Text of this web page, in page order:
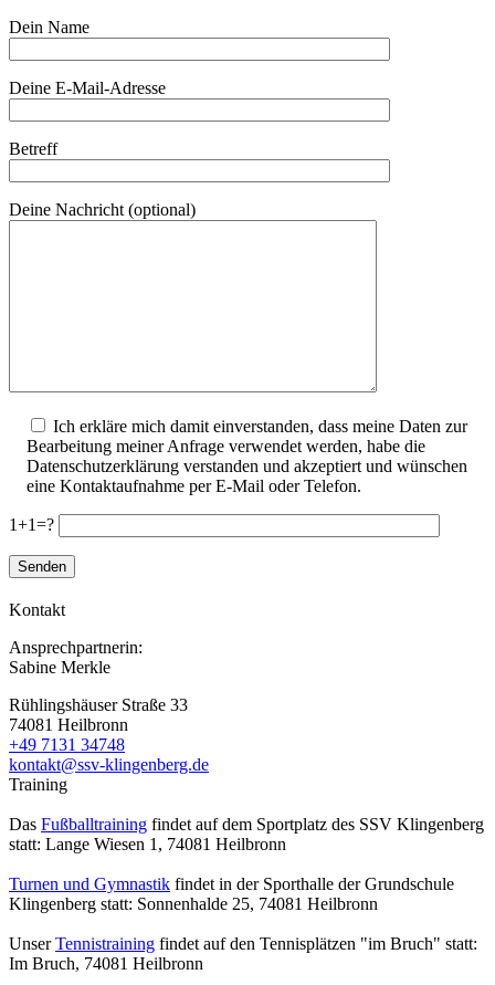
Dein Name
Deine E-Mail-Adresse
Betreff
Deine Nachricht (optional)
Ich erkläre mich damit einverstanden, dass meine Daten zur
Bearbeitung meiner Anfrage verwendet werden, habe die
Datenschutzerklärung verstanden und akzeptiert und wünschen
eine Kontaktaufnahme per E-Mail oder Telefon.
1+1=?
Kontakt
Ansprechpartnerin:
Sabine Merkle
Rühlingshäuser Straße 33
74081 Heilbronn
+49 7131 34748
kontakt@ssv-klingenberg.de
Training
Das Fußballtraining findet auf dem Sportplatz des SSV Klingenberg
statt: Lange Wiesen 1, 74081 Heilbronn
Turnen und Gymnastik findet in der Sporthalle der Grundschule
Klingenberg statt: Sonnenhalde 25, 74081 Heilbronn
UnserTennistraining findet auf den Tennisplätzen "im Bruch" statt:
Im Bruch, 74081 Heilbronn